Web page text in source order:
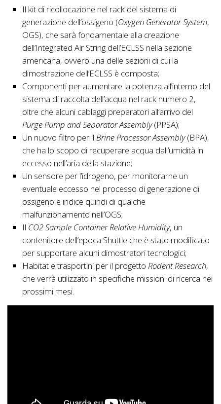
Il kit di ricollocazione nel rack del sistema di
generazione dell’ossigeno (Oxygen Generator System,
OGS), che sarà fondamentale alla creazione
dell’Integrated Air String dell’ECLSS nella sezione
americana, ovvero una delle sezioni di cui la
dimostrazione dell’ECLSS è composta;
Componenti per aumentare la potenza all’interno del
sistema di raccolta dell’acqua nel rack numero 2,
oltre che alcuni cablaggi preparatori all’arrivo del
Purge Pump and Separator Assembly(PPSA);
Un nuovo filtro per il Brine Processor Assembly(BPA),
che ha lo scopo di recuperare acqua dall’umidità in
eccesso nell’aria della stazione;
Un sensore per l’idrogeno, per monitorarne un
eventuale eccesso nel processo di generazione di
ossigeno e indice quindi di qualche
malfunzionamento nell’OGS;
Il CO2 Sample Container Relative Humidity, un
contenitore dell’epoca Shuttle che è stato modificato
per supportare alcuni dimostratori tecnologici;
Habitat e trasportini per il progetto Rodent Research,
che verrà utilizzato in specifiche missioni di ricerca nei
prossimi mesi.